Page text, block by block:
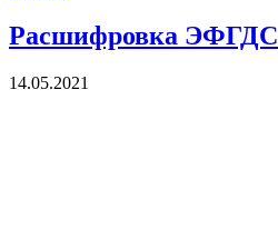
Расшифровка ЭФГДС
14.05.2021